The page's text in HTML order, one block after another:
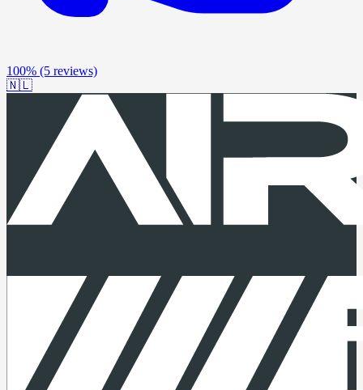
100% (5 reviews)
🇳🇱